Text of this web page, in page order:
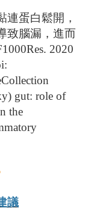
連蛋白鬆開，
致腦漏，進而
2020
gut: role of
the
議